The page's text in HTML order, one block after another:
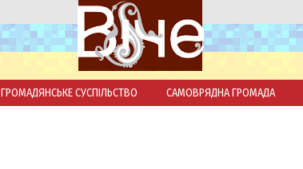
ГРОМАДЯНСЬКЕ СУСПІЛЬСТВО САМОВРЯДНА ГРОМАДА